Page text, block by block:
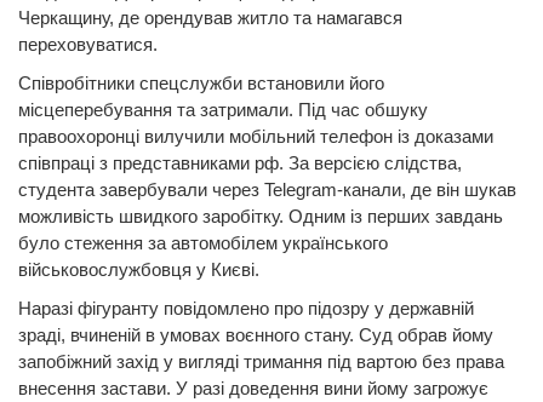
Черкащину, де орендував житло та намагався
переховуватися.
Співробітники спецслужби встановили його
місцеперебування та затримали. Під час обшуку
правоохоронці вилучили мобільний телефон із доказами
співпраці з представниками рф. За версією слідства,
студента завербували через Telegram-канали, де він шукав
можливість швидкого заробітку. Одним із перших завдань
було стеження за автомобілем українського
військовослужбовця у Києві.
Наразі фігуранту повідомлено про підозру у державній
зраді, вчиненій в умовах воєнного стану. Суд обрав йому
запобіжний захід у вигляді тримання під вартою без права
внесення застави. У разі доведення вини йому загрожує